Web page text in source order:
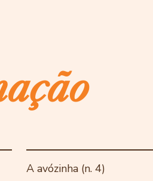
A avózinha (n. 4)